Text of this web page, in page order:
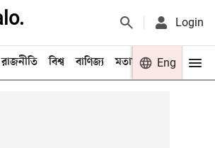
Login
রাজনীতি বিশ্ব বাণিজ্য মতামত খেলা
Eng